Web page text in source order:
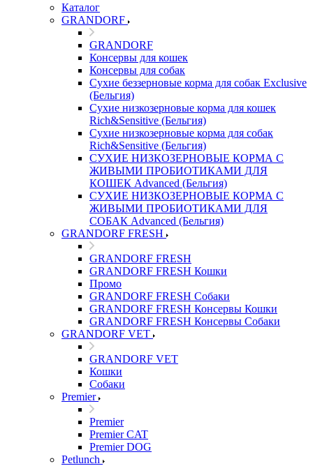
Каталог
GRANDORF
GRANDORF
Консервы для кошек
Консервы для собак
Сухие беззерновые корма для собак Exclusive
(Бельгия)
Сухие низкозерновые корма для кошек
Rich&Sensitive (Бельгия)
Сухие низкозерновые корма для собак
Rich&Sensitive (Бельгия)
СУХИЕ НИЗКОЗЕРНОВЫЕ КОРМА С
ЖИВЫМИ ПРОБИОТИКАМИ ДЛЯ
КОШЕК Advanced (Бельгия)
СУХИЕ НИЗКОЗЕРНОВЫЕ КОРМА С
ЖИВЫМИ ПРОБИОТИКАМИ ДЛЯ
СОБАК Advanced (Бельгия)
GRANDORF FRESH
GRANDORF FRESH
GRANDORF FRESH Кошки
Промо
GRANDORF FRESH Собаки
GRANDORF FRESH Консервы Кошки
GRANDORF FRESH Консервы Собаки
GRANDORF VET
GRANDORF VET
Кошки
Собаки
Premier
Premier
Premier CAT
Premier DOG
Petlunch